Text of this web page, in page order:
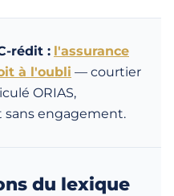
rédit : l'assurance
à l'oubli — courtier
ORIAS,
engagement.
du lexique